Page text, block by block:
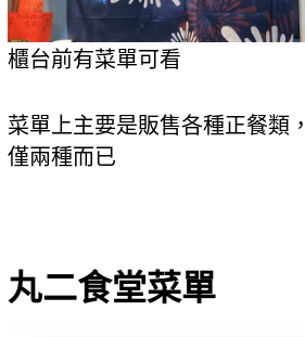
櫃台前有菜單可看
菜單上主要是販售各種正餐類
僅兩種而已
丸二食堂菜單